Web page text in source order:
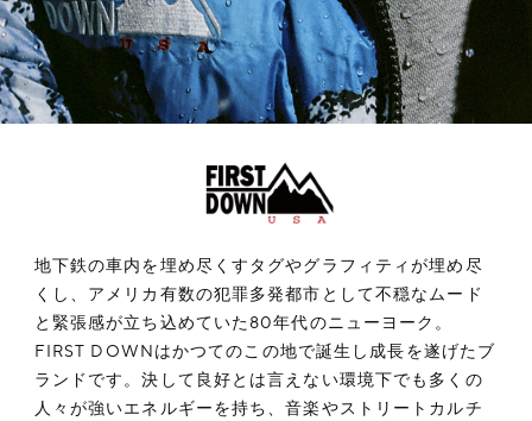
地下鉄の車内を埋め尽くすタグやグラフィティが埋め尽
くし、アメリカ有数の犯罪多発都市として不穏なムード
と緊張感が立ち込めていた80年代のニューヨーク。
FIRST DOWNはかつてのこの地で誕生し成長を遂げたブ
ランドです。決して良好とは言えない環境下でも多くの
人々が強いエネルギーを持ち、音楽やストリートカルチ